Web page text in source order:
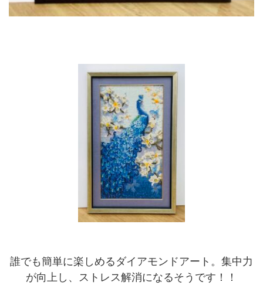
誰でも簡単に楽しめるダイアモンドアート。集中力
が向上し、ストレス解消になるそうです！！